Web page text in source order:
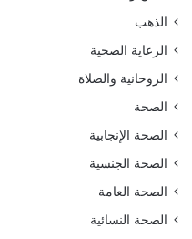
الذهب
الرعاية الصحية
الروحانية والصلاة
الصحة
الصحة الإنجابية
الصحة الجنسية
الصحة العامة
الصحة النسائية